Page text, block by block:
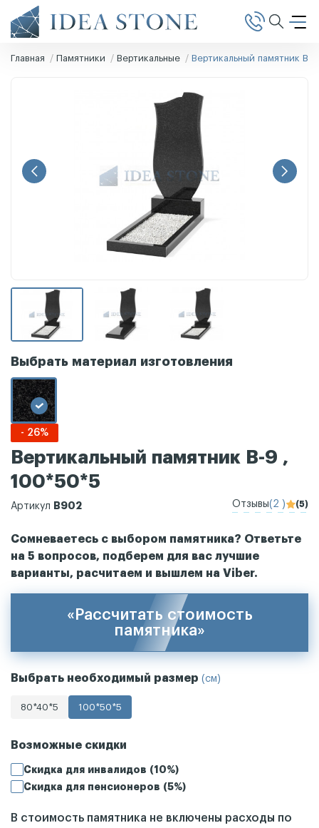
Главная Памятники Вертикальные Вертикальный памятник В-9
Выбрать материал изготовления
- 26%
Вертикальный памятник В-9 ,
100*50*5
Артикул В902 Отзывы(2 ) (5)
Сомневаетесь с выбором памятника? Ответьте
на 5 вопросов, подберем для вас лучшие
варианты, расчитаем и вышлем на Viber.
«Рассчитать стоимость
памятника»
Выбрать необходимый размер (см)
80*40*5 100*50*5
Возможные скидки
Скидка для инвалидов (10%)
Скидка для пенсионеров (5%)
В стоимость памятника не включены расходы по